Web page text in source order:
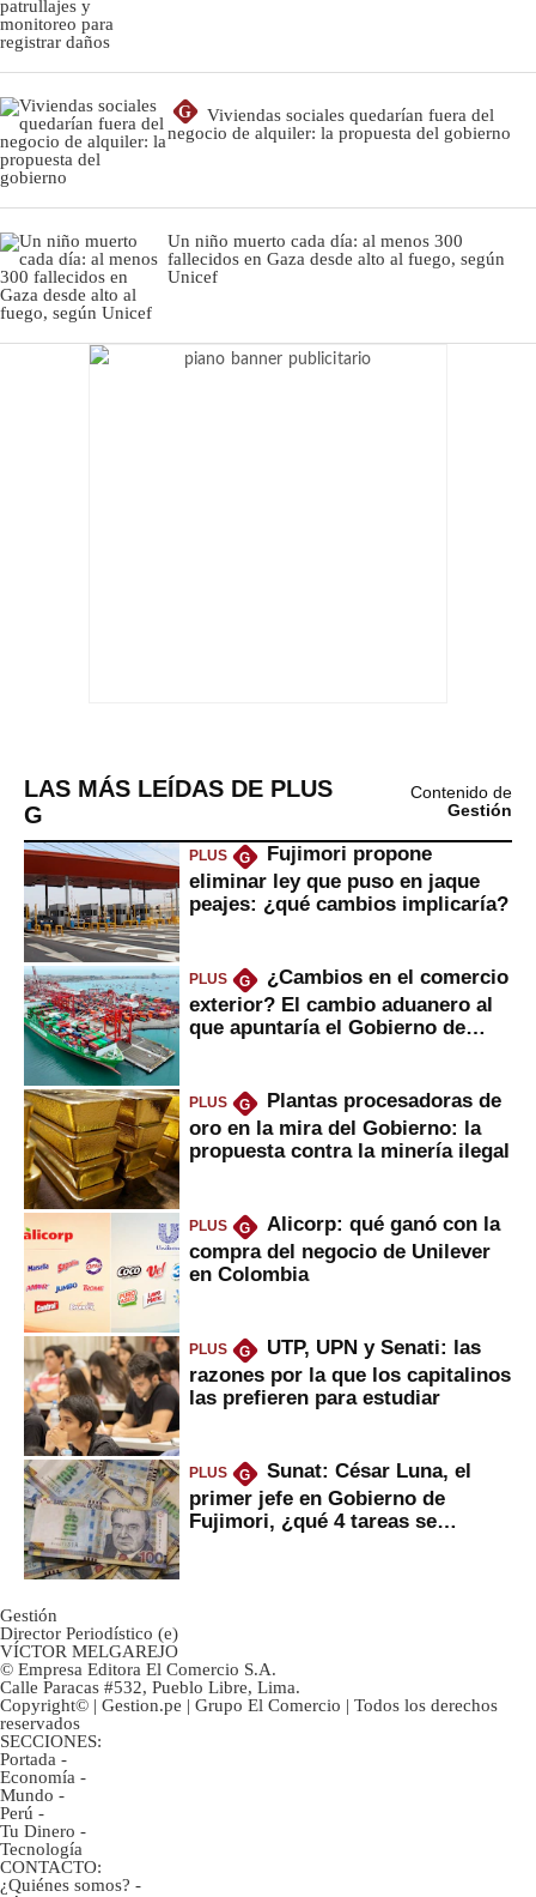
G
Viviendas sociales quedarían fuera del
negocio de alquiler: la propuesta del gobierno
Un niño muerto cada día: al menos 300
fallecidos en Gaza desde alto al fuego, según
Unicef
LAS MÁS LEÍDAS DE PLUS
G
Contenido de
Gestión
PLUS G
Fujimori propone
eliminar ley que puso en jaque
peajes: ¿qué cambios implicaría?
PLUS G
¿Cambios en el comercio
exterior? El cambio aduanero al
que apuntaría el Gobierno de
PLUS G
Plantas procesadoras de
oro en la mira del Gobierno: la
propuesta contra la minería ilegal
PLUS G
Alicorp: qué ganó con la
compra del negocio de Unilever
en Colombia
PLUS G
UTP, UPN y Senati: las
razones por la que los capitalinos
las prefieren para estudiar
PLUS G
Sunat: César Luna, el
primer jefe en Gobierno de
Fujimori, ¿qué 4 tareas se
Gestión
Director Periodístico (e)
VÍCTOR MELGAREJO
© Empresa Editora El Comercio S.A.
Calle Paracas #532, Pueblo Libre, Lima.
Copyright© | Gestion.pe | Grupo El Comercio | Todos los derechos
reservados
SECCIONES:
Portada -
Economía -
Mundo -
Perú -
Tu Dinero -
Tecnología
CONTACTO:
¿Quiénes somos? -